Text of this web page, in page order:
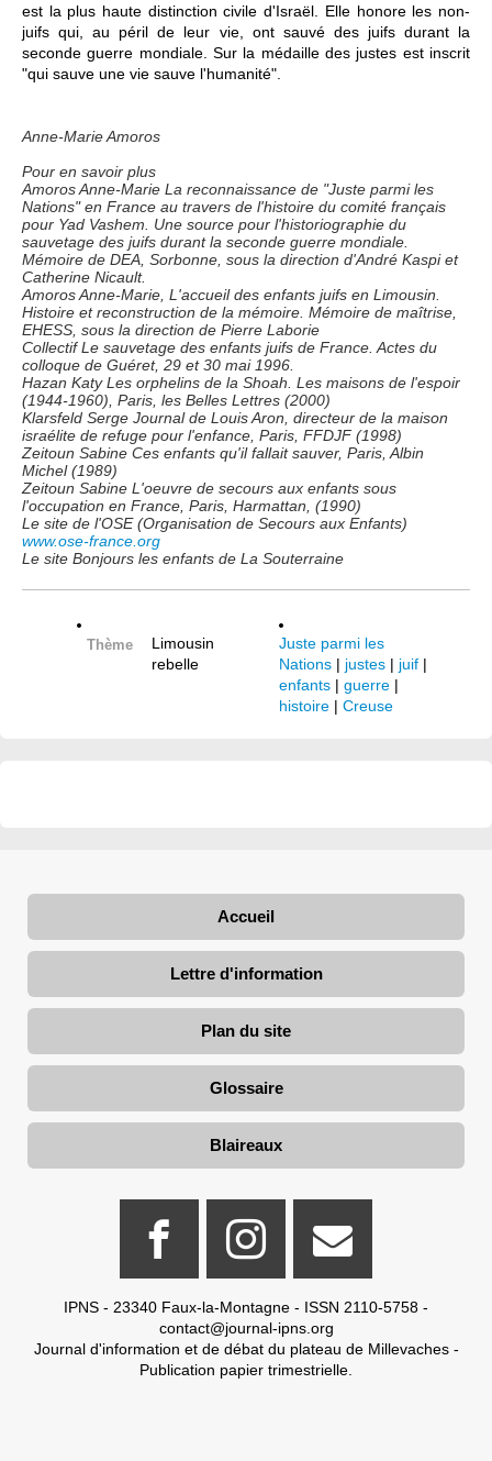
est la plus haute distinction civile d'Israël. Elle honore les non-
juifs qui, au péril de leur vie, ont sauvé des juifs durant la
seconde guerre mondiale. Sur la médaille des justes est inscrit
"qui sauve une vie sauve l'humanité".
Anne-Marie Amoros
Pour en savoir plus
Amoros Anne-Marie La reconnaissance de "Juste parmi les
Nations" en France au travers de l'histoire du comité français
pour Yad Vashem. Une source pour l'historiographie du
sauvetage des juifs durant la seconde guerre mondiale.
Mémoire de DEA, Sorbonne, sous la direction d'André Kaspi et
Catherine Nicault.
Amoros Anne-Marie, L'accueil des enfants juifs en Limousin.
Histoire et reconstruction de la mémoire. Mémoire de maîtrise,
EHESS, sous la direction de Pierre Laborie
Collectif Le sauvetage des enfants juifs de France. Actes du
colloque de Guéret, 29 et 30 mai 1996.
Hazan Katy Les orphelins de la Shoah. Les maisons de l'espoir
(1944-1960), Paris, les Belles Lettres (2000)
Klarsfeld Serge Journal de Louis Aron, directeur de la maison
israélite de refuge pour l'enfance, Paris, FFDJF (1998)
Zeitoun Sabine Ces enfants qu'il fallait sauver, Paris, Albin
Michel (1989)
Zeitoun Sabine L'oeuvre de secours aux enfants sous
l'occupation en France, Paris, Harmattan, (1990)
Le site de l'OSE (Organisation de Secours aux Enfants)
www.ose-france.org
Le site Bonjours les enfants de La Souterraine
Thème
Limousin
rebelle
Juste parmi les
Nations | justes | juif |
enfants | guerre |
histoire | Creuse
Accueil
Lettre d'information
Plan du site
Glossaire
Blaireaux
IPNS - 23340 Faux-la-Montagne - ISSN 2110-5758 -
contact@journal-ipns.org
Journal d'information et de débat du plateau de Millevaches -
Publication papier trimestrielle.